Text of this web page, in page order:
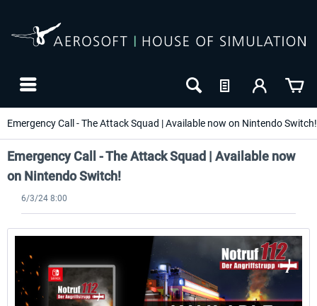
Emergency Call - The Attack Squad | Available now on Nintendo Switch!
Emergency Call - The Attack Squad | Available now
on Nintendo Switch!
6/3/24 8:00